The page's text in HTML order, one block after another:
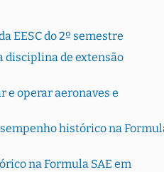
EESC do 2º semestre
disciplina de extensão
e operar aeronaves e
histórico na
na Formula SAE em